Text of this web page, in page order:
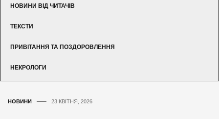
НОВИНИ ВІД ЧИТАЧІВ
ТЕКСТИ
ПРИВІТАННЯ ТА ПОЗДОРОВЛЕННЯ
НЕКРОЛОГИ
НОВИНИ 23 КВІТНЯ, 2026